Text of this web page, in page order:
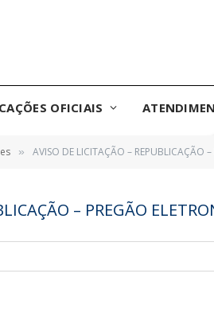
OFICIAIS
» AVISO DE LICITAÇÃO – REPUBLICAÇÃO
– PREGÃO